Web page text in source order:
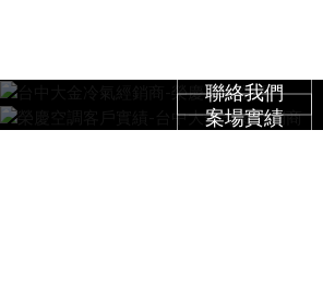
聯絡我們
案場實績